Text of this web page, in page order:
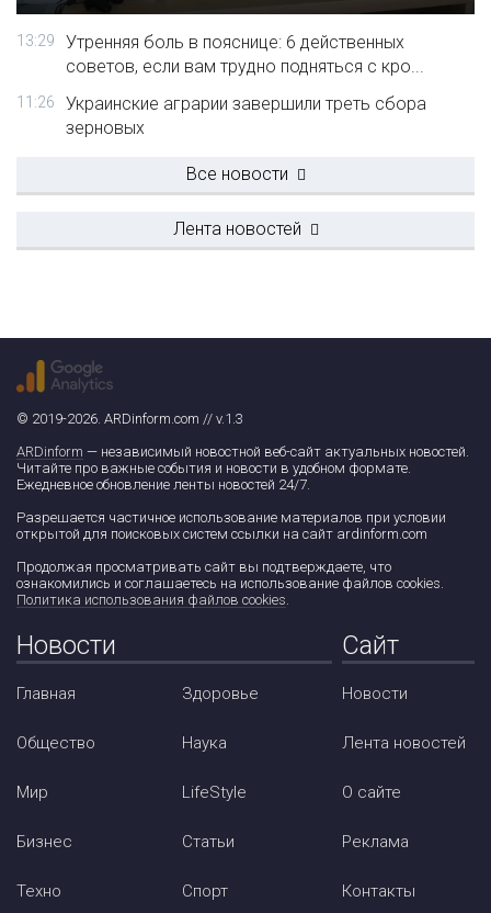
13:29
Утренняя боль в пояснице: 6 действенных
советов, если вам трудно подняться с кро...
11:26
Украинские аграрии завершили треть сбора
зерновых
Все новости
Лента новостей
© 2019-2026. ARDinform.com // v.1.3
ARDinform — независимый новостной веб-сайт актуальных новостей.
Читайте про важные события и новости в удобном формате.
Ежедневное обновление ленты новостей 24/7.
Разрешается частичное использование материалов при условии
открытой для поисковых систем ссылки на сайт ardinform.com
Продолжая просматривать сайт вы подтверждаете, что
ознакомились и соглашаетесь на использование файлов cookies.
Политика использования файлов cookies.
Новости
Главная
Общество
Мир
Бизнес
Техно
Здоровье
Наука
LifeStyle
Статьи
Спорт
Сайт
Новости
Лента новостей
О сайте
Реклама
Контакты